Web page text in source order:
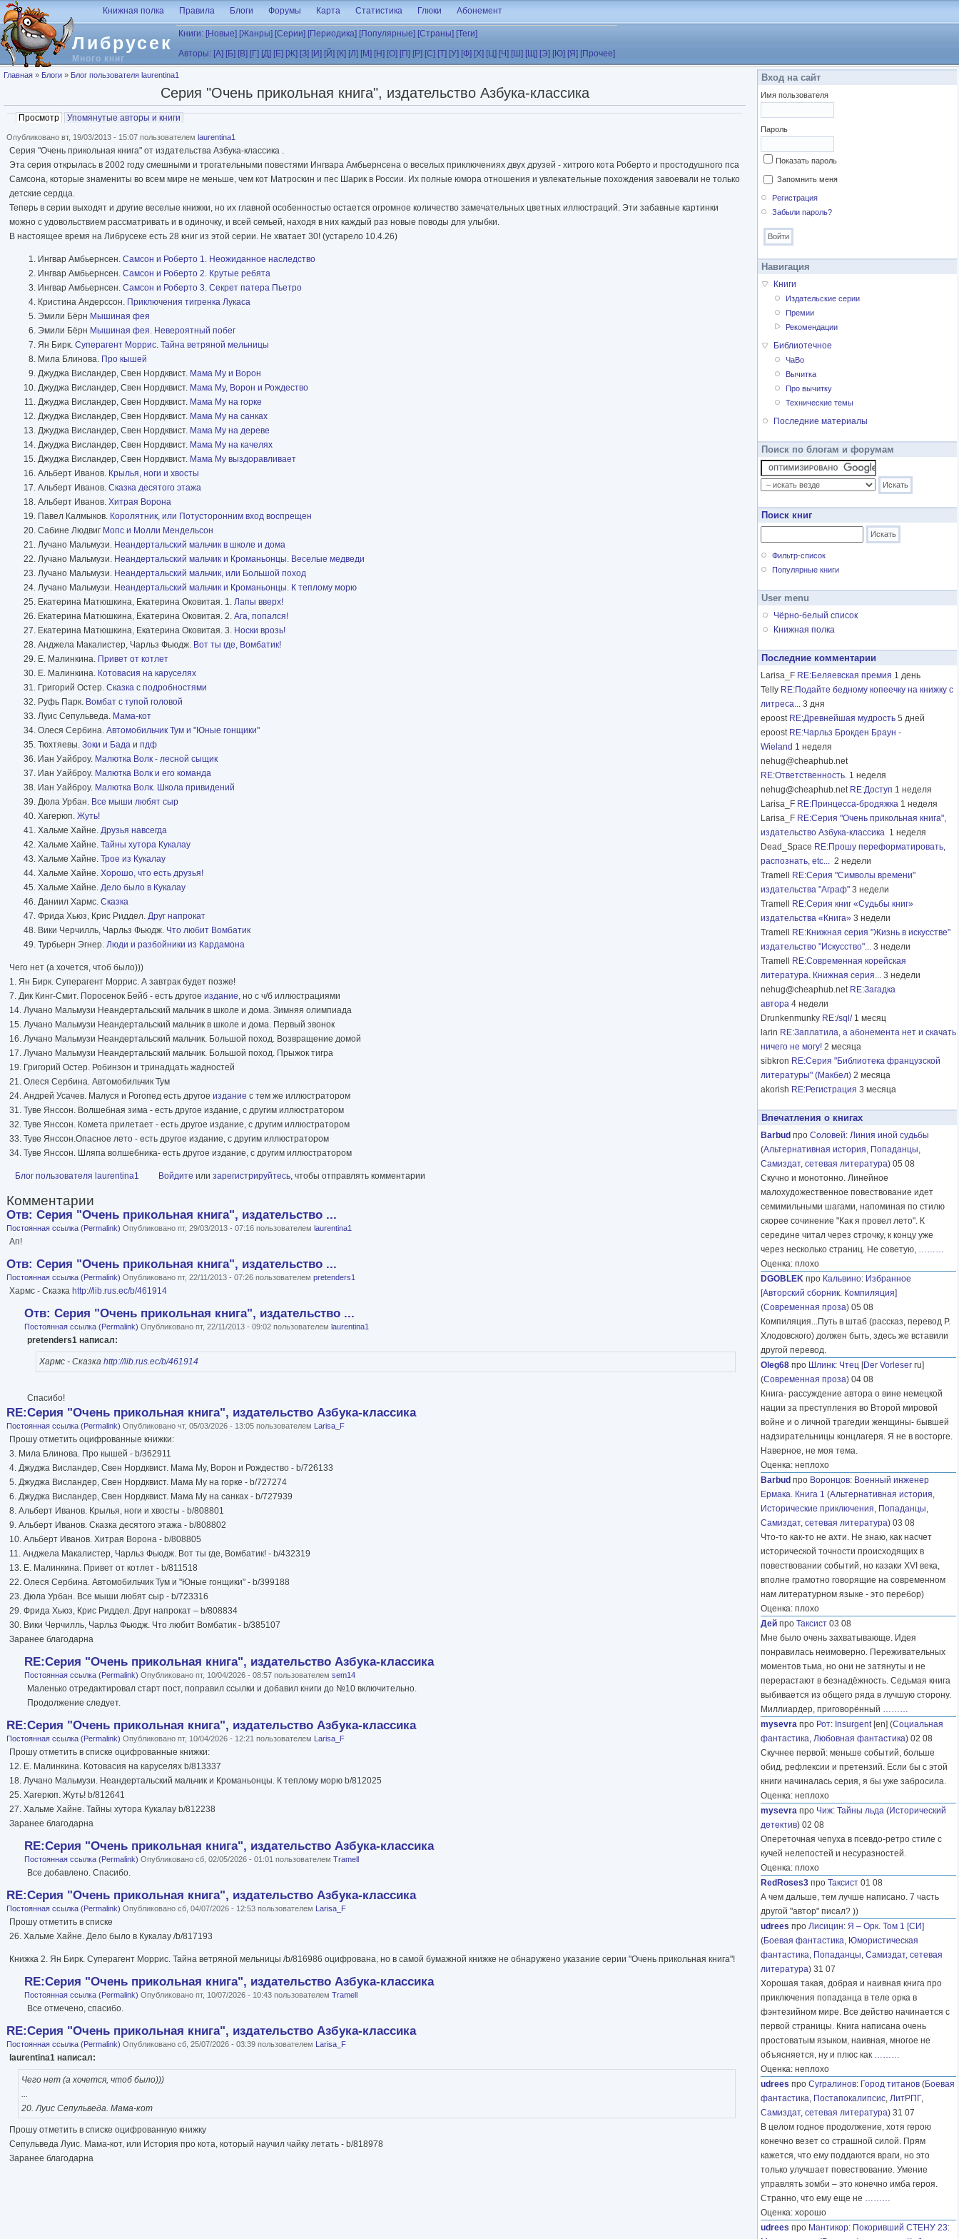
Перейти к основному содержанию
Либрусек
Много книг
Книжная полка Правила Блоги Форумы Карта Статистика Глюки Абонемент
Книги: [Новые] [Жанры] [Серии] [Периодика] [Популярные] [Страны] [Теги]
Авторы: [А] [Б] [В] [Г] [Д] [Е] [Ж] [З] [И] [Й] [К] [Л] [М] [Н] [О] [П] [Р] [С] [Т] [У] [Ф] [Х] [Ц] [Ч] [Ш] [Щ] [Э] [Ю] [Я] [Прочее]
Вы здесь
Главная » Блоги » Блог пользователя laurentina1
Серия "Очень прикольная книга", издательство Азбука-классика
Главные вкладки
Просмотр (активная вкладка)
Упомянутые авторы и книги
Опубликовано вт, 19/03/2013 - 15:07 пользователем laurentina1
Серия "Очень прикольная книга" от издательства Азбука-классика .
Эта серия открылась в 2002 году смешными и трогательными повестями Ингвара Амбьернсена о веселых приключениях двух друзей - хитрого кота Роберто и простодушного пса
Самсона, которые знамениты во всем мире не меньше, чем кот Матроскин и пес Шарик в России. Их полные юмора отношения и увлекательные похождения завоевали не только
детские сердца.
Теперь в серии выходят и другие веселые книжки, но их главной особенностью остается огромное количество замечательных цветных иллюстраций. Эти забавные картинки
можно с удовольствием рассматривать и в одиночку, и всей семьей, находя в них каждый раз новые поводы для улыбки.
В настоящее время на Либрусеке есть 28 книг из этой серии. Не хватает 30! (устарело 10.4.26)
Ингвар Амбьернсен. Самсон и Роберто 1. Неожиданное наследство
Ингвар Амбьернсен. Самсон и Роберто 2. Крутые ребята
Ингвар Амбьернсен. Самсон и Роберто 3. Секрет патера Пьетро
Кристина Андерссон. Приключения тигренка Лукаса
Эмили Бёрн Мышиная фея
Эмили Бёрн Мышиная фея. Невероятный побег
Ян Бирк. Суперагент Моррис. Тайна ветряной мельницы
Мила Блинова. Про кышей
Джуджа Висландер, Свен Нордквист. Мама Му и Ворон
Джуджа Висландер, Свен Нордквист. Мама Му, Ворон и Рождество
Джуджа Висландер, Свен Нордквист. Мама Му на горке
Джуджа Висландер, Свен Нордквист. Мама Му на санках
Джуджа Висландер, Свен Нордквист. Мама Му на дереве
Джуджа Висландер, Свен Нордквист. Мама Му на качелях
Джуджа Висландер, Свен Нордквист. Мама Му выздоравливает
Альберт Иванов. Крылья, ноги и хвосты
Альберт Иванов. Сказка десятого этажа
Альберт Иванов. Хитрая Ворона
Павел Калмыков. Королятник, или Потусторонним вход воспрещен
Сабине Людвиг Мопс и Молли Мендельсон
Лучано Мальмузи. Неандертальский мальчик в школе и дома
Лучано Мальмузи. Неандертальский мальчик и Кроманьонцы. Веселые медведи
Лучано Мальмузи. Неандертальский мальчик, или Большой поход
Лучано Мальмузи. Неандертальский мальчик и Кроманьонцы. К теплому морю
Екатерина Матюшкина, Екатерина Оковитая. 1. Лапы вверх!
Екатерина Матюшкина, Екатерина Оковитая. 2. Ага, попался!
Екатерина Матюшкина, Екатерина Оковитая. 3. Носки врозь!
Анджела Макалистер, Чарльз Фьюдж. Вот ты где, Вомбатик!
Е. Малинкина. Привет от котлет
Е. Малинкина. Котовасия на каруселях
Григорий Остер. Сказка с подробностями
Руфь Парк. Вомбат с тупой головой
Луис Сепульведа. Мама-кот
Олеся Сербина. Автомобильчик Тум и "Юные гонщики"
Тюхтяевы. Зоки и Бада и пдф
Иан Уайброу. Малютка Волк - лесной сыщик
Иан Уайброу. Малютка Волк и его команда
Иан Уайброу. Малютка Волк. Школа привидений
Дюла Урбан. Все мыши любят сыр
Хагерюп. Жуть!
Хальме Хайне. Друзья навсегда
Хальме Хайне. Тайны хутора Кукалау
Хальме Хайне. Трое из Кукалау
Хальме Хайне. Хорошо, что есть друзья!
Хальме Хайне. Дело было в Кукалау
Даниил Хармс. Сказка
Фрида Хьюз, Крис Риддел. Друг напрокат
Вики Черчилль, Чарльз Фьюдж. Что любит Вомбатик
Турбьерн Эгнер. Люди и разбойники из Кардамона
Чего нет (а хочется, чтоб было)))
1. Ян Бирк. Суперагент Моррис. А завтрак будет позже!
7. Дик Кинг-Смит. Поросенок Бейб - есть другое издание, но с ч/б иллюстрациями
14. Лучано Мальмузи Неандертальский мальчик в школе и дома. Зимняя олимпиада
15. Лучано Мальмузи Неандертальский мальчик в школе и дома. Первый звонок
16. Лучано Мальмузи Неандертальский мальчик. Большой поход. Возвращение домой
17. Лучано Мальмузи Неандертальский мальчик. Большой поход. Прыжок тигра
19. Григорий Остер. Робинзон и тринадцать жадностей
21. Олеся Сербина. Автомобильчик Тум
24. Андрей Усачев. Малуся и Рогопед есть другое издание с тем же иллюстратором
31. Туве Янссон. Волшебная зима - есть другое издание, с другим иллюстратором
32. Туве Янссон. Комета прилетает - есть другое издание, с другим иллюстратором
33. Туве Янссон.Опасное лето - есть другое издание, с другим иллюстратором
34. Туве Янссон. Шляпа волшебника- есть другое издание, с другим иллюстратором
Блог пользователя laurentina1 Войдите или зарегистрируйтесь, чтобы отправлять комментарии
Комментарии
Отв: Серия "Очень прикольная книга", издательство ...
Постоянная ссылка (Permalink) Опубликовано пт, 29/03/2013 - 07:16 пользователем laurentina1
Ап!
Отв: Серия "Очень прикольная книга", издательство ...
Постоянная ссылка (Permalink) Опубликовано пт, 22/11/2013 - 07:26 пользователем pretenders1
Хармс - Сказка http://lib.rus.ec/b/461914
Отв: Серия "Очень прикольная книга", издательство ...
Постоянная ссылка (Permalink) Опубликовано пт, 22/11/2013 - 09:02 пользователем laurentina1
pretenders1 написал:
Хармс - Сказка http://lib.rus.ec/b/461914
Спасибо!
RE:Серия "Очень прикольная книга", издательство Азбука-классика
Постоянная ссылка (Permalink) Опубликовано чт, 05/03/2026 - 13:05 пользователем Larisa_F
Прошу отметить оцифрованные книжки:
3. Мила Блинова. Про кышей - b/362911
4. Джуджа Висландер, Свен Нордквист. Мама Му, Ворон и Рождество - b/726133
5. Джуджа Висландер, Свен Нордквист. Мама Му на горке - b/727274
6. Джуджа Висландер, Свен Нордквист. Мама Му на санках - b/727939
8. Альберт Иванов. Крылья, ноги и хвосты - b/808801
9. Альберт Иванов. Сказка десятого этажа - b/808802
10. Альберт Иванов. Хитрая Ворона - b/808805
11. Анджела Макалистер, Чарльз Фьюдж. Вот ты где, Вомбатик! - b/432319
13. Е. Малинкина. Привет от котлет - b/811518
22. Олеся Сербина. Автомобильчик Тум и "Юные гонщики" - b/399188
23. Дюла Урбан. Все мыши любят сыр - b/723316
29. Фрида Хьюз, Крис Риддел. Друг напрокат – b/808834
30. Вики Черчилль, Чарльз Фьюдж. Что любит Вомбатик - b/385107
Заранее благодарна
RE:Серия "Очень прикольная книга", издательство Азбука-классика
Постоянная ссылка (Permalink) Опубликовано пт, 10/04/2026 - 08:57 пользователем sem14
Маленько отредактировал старт пост, поправил ссылки и добавил книги до №10 включительно.
Продолжение следует.
RE:Серия "Очень прикольная книга", издательство Азбука-классика
Постоянная ссылка (Permalink) Опубликовано пт, 10/04/2026 - 12:21 пользователем Larisa_F
Прошу отметить в списке оцифрованные книжки:
12. Е. Малинкина. Котовасия на каруселях b/813337
18. Лучано Мальмузи. Неандертальский мальчик и Кроманьонцы. К теплому морю b/812025
25. Хагерюп. Жуть! b/812641
27. Хальме Хайне. Тайны хутора Кукалау b/812238
Заранее благодарна
RE:Серия "Очень прикольная книга", издательство Азбука-классика
Постоянная ссылка (Permalink) Опубликовано сб, 02/05/2026 - 01:01 пользователем Tramell
Все добавлено. Спасибо.
RE:Серия "Очень прикольная книга", издательство Азбука-классика
Постоянная ссылка (Permalink) Опубликовано сб, 04/07/2026 - 12:53 пользователем Larisa_F
Прошу отметить в списке
26. Хальме Хайне. Дело было в Кукалау /b/817193
Книжка 2. Ян Бирк. Суперагент Моррис. Тайна ветряной мельницы /b/816986 оцифрована, но в самой бумажной книжке не обнаружено указание серии "Очень прикольная книга"!
RE:Серия "Очень прикольная книга", издательство Азбука-классика
Постоянная ссылка (Permalink) Опубликовано пт, 10/07/2026 - 10:43 пользователем Tramell
Все отмечено, спасибо.
RE:Серия "Очень прикольная книга", издательство Азбука-классика
Постоянная ссылка (Permalink) Опубликовано сб, 25/07/2026 - 03:39 пользователем Larisa_F
laurentina1 написал:
Чего нет (а хочется, чтоб было)))
20. Луис Сепульведа. Мама-кот
Прошу отметить в списке оцифрованную книжку
Сепульведа Луис. Мама-кот, или История про кота, который научил чайку летать - b/818978
Заранее благодарна
Вход на сайт
Имя пользователя
Пароль
Показать пароль
Запомнить меня
Регистрация
Забыли пароль?
Навигация
Книги
Издательские серии
Премии
Рекомендации
Библиотечное
ЧаВо
Вычитка
Про вычитку
Технические темы
Последние материалы
Поиск по блогам и форумам
Поиск книг
Фильтр-список
Популярные книги
User menu
Чёрно-белый список
Книжная полка
Последние комментарии
Larisa_F RE:Беляевская премия 1 день
Telly RE:Подайте бедному копеечку на книжку с
литреса... 3 дня
epoost RE:Древнейшая мудрость 5 дней
epoost RE:Чарльз Брокден Браун -
Wieland 1 неделя
nehug@cheaphub.net
RE:Ответственность. 1 неделя
nehug@cheaphub.net RE:Доступ 1 неделя
Larisa_F RE:Принцесса-бродяжка 1 неделя
Larisa_F RE:Серия "Очень прикольная книга",
издательство Азбука-классика 1 неделя
Dead_Space RE:Прошу переформатировать,
распознать, etc... 2 недели
Tramell
RE:Серия "Символы времени"
издательства "Аграф" 3 недели
Tramell
RE:Серия книг «Судьбы книг»
издательства «Книга» 3 недели
Tramell
RE:Книжная серия "Жизнь в искусстве"
издательство "Искусство"... 3 недели
Tramell
RE:Современная корейская
литература. Книжная серия... 3 недели
nehug@cheaphub.net RE:Загадка
автора 4 недели
Drunkenmunky RE:/sql/ 1 месяц
larin RE:Заплатила, а абонемента нет и скачать
ничего не могу! 2 месяца
sibkron RE:Серия "Библиотека французской
литературы" (Макбел) 2 месяца
akorish RE:Регистрация 3 месяца
Впечатления о книгах
Barbud про Соловей: Линия иной судьбы
(Альтернативная история, Попаданцы,
Самиздат, сетевая литература) 05 08
Скучно и монотонно. Линейное
малохудожественное повествование идет
семимильными шагами, напоминая по стилю
скорее сочинение "Как я провел лето". К
середине читал через строчку, к концу уже
через несколько страниц. Не советую, ………
Оценка: плохо
DGOBLEK про Кальвино: Избранное
[Авторский сборник. Компиляция]
(Современная проза) 05 08
Компиляция...Путь в штаб (рассказ, перевод Р.
Хлодовского) должен быть, здесь же вставили
другой перевод.
Oleg68 про Шлинк: Чтец [Der Vorleser ru]
(Современная проза) 04 08
Книга- рассуждение автора о вине немецкой
нации за преступления во Второй мировой
войне и о личной трагедии женщины- бывшей
надзирательницы концлагеря. Я не в восторге.
Наверное, не моя тема.
Оценка: неплохо
Barbud про Воронцов: Военный инженер
Ермака. Книга 1 (Альтернативная история,
Исторические приключения, Попаданцы,
Самиздат, сетевая литература) 03 08
Что-то как-то не ахти. Не знаю, как насчет
исторической точности происходящих в
повествовании событий, но казаки XVI века,
вполне грамотно говорящие на современном
нам литературном языке - это перебор)
Оценка: плохо
Дей про Таксист 03 08
Мне было очень захватывающе. Идея
понравилась неимоверно. Переживательных
моментов тьма, но они не затянуты и не
перерастают в безнадёжность. Седьмая книга
выбивается из общего ряда в лучшую сторону.
Миллиардер, приговорённый ………
mysevra про Рот: Insurgent[en] (Социальная
фантастика, Любовная фантастика) 02 08
Скучнее первой: меньше событий, больше
обид, рефлексии и претензий. Если бы с этой
книги начиналась серия, я бы уже забросила.
Оценка: неплохо
mysevra про Чиж: Тайны льда (Исторический
детектив) 02 08
Опереточная чепуха в псевдо-ретро стиле с
кучей нелепостей и несуразностей.
Оценка: плохо
RedRoses3 про Таксист 01 08
А чем дальше, тем лучше написано. 7 часть
другой "автор" писал? ))
udrees про Лисицин: Я – Орк. Том 1 [СИ]
(Боевая фантастика, Юмористическая
фантастика, Попаданцы, Самиздат, сетевая
литература) 31 07
Хорошая такая, добрая и наивная книга про
приключения попаданца в теле орка в
фэнтезийном мире. Все действо начинается с
первой страницы. Книга написана очень
простоватым языком, наивная, многое не
объясняется, ну и плюс как ………
Оценка: неплохо
udrees про Сугралинов: Город титанов (Боевая
фантастика, Постапокалипсис, ЛитРПГ,
Самиздат, сетевая литература) 31 07
В целом годное продолжение, хотя герою
конечно везет со страшной силой. Прям
кажется, что ему поддаются враги, но это
только улучшает повествование. Умение
управлять зомби – это конечно имба героя.
Странно, что ему еще не ………
Оценка: хорошо
udrees про Мантикор: Покоривший СТЕНУ 23: